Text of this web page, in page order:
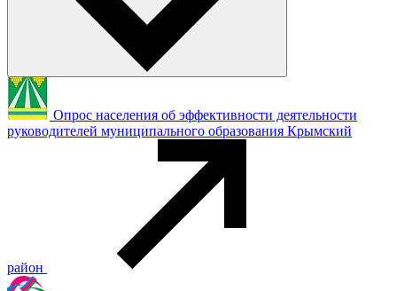
Опрос населения об эффективности деятельности
руководителей муниципального образования Крымский
район